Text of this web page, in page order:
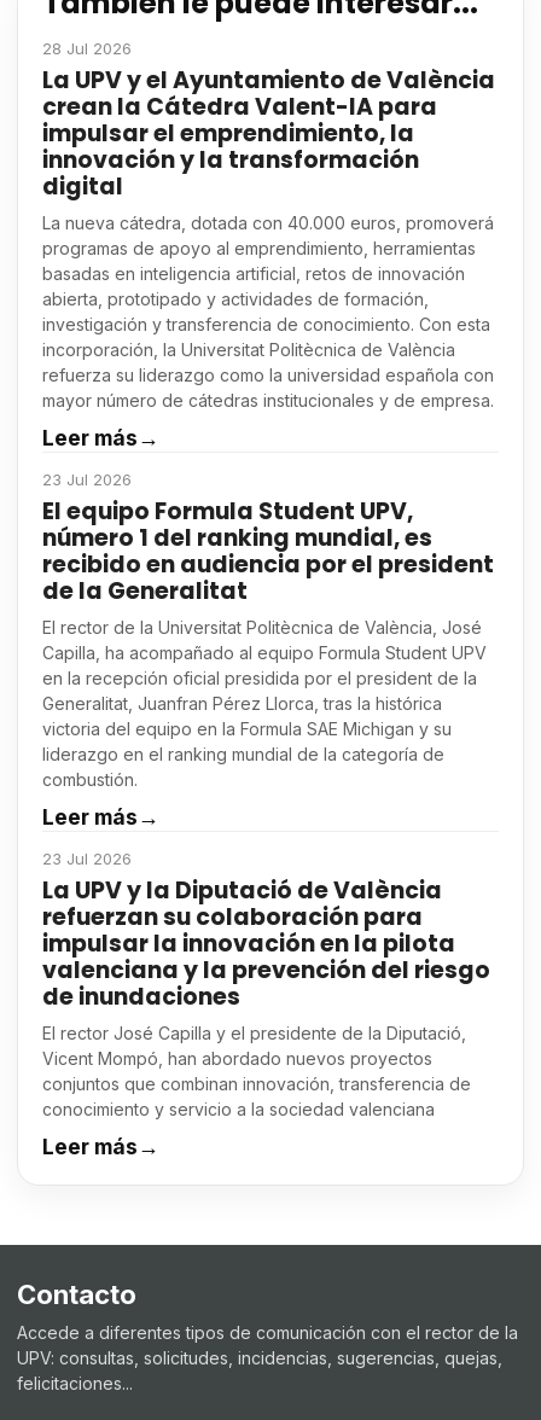
28 Jul 2026
La UPV y el Ayuntamiento de València
crean la Cátedra Valent-IA para
impulsar el emprendimiento, la
innovación y la transformación
digital
La nueva cátedra, dotada con 40.000 euros, promoverá
programas de apoyo al emprendimiento, herramientas
basadas en inteligencia artificial, retos de innovación
abierta, prototipado y actividades de formación,
investigación y transferencia de conocimiento. Con esta
incorporación, la Universitat Politècnica de València
refuerza su liderazgo como la universidad española con
mayor número de cátedras institucionales y de empresa.
Leer más→
23 Jul 2026
El equipo Formula Student UPV,
número 1 del ranking mundial, es
recibido en audiencia por el president
de la Generalitat
El rector de la Universitat Politècnica de València, José
Capilla, ha acompañado al equipo Formula Student UPV
en la recepción oficial presidida por el president de la
Generalitat, Juanfran Pérez Llorca, tras la histórica
victoria del equipo en la Formula SAE Michigan y su
liderazgo en el ranking mundial de la categoría de
combustión.
Leer más→
23 Jul 2026
La UPV y la Diputació de València
refuerzan su colaboración para
impulsar la innovación en la pilota
valenciana y la prevención del riesgo
de inundaciones
El rector José Capilla y el presidente de la Diputació,
Vicent Mompó, han abordado nuevos proyectos
conjuntos que combinan innovación, transferencia de
conocimiento y servicio a la sociedad valenciana
Leer más→
Contacto
Accede a diferentes tipos de comunicación con el rector de la
UPV: consultas, solicitudes, incidencias, sugerencias, quejas,
felicitaciones...